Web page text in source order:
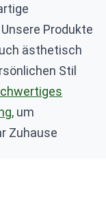
Produkte
ästhetisch
Stil
, um
Zuhause